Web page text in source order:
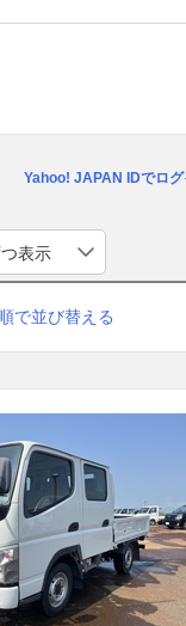
Yahoo! JAPAN IDでログ
で並び替える